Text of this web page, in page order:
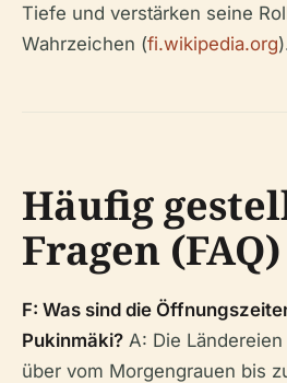
Tiefe und verstärken seine
Wahrzeichen (fi.wikipedia.org
Häufig
Fragen (FAQ)
F: Was sind die
Pukinmäki? A: Die
über vom Morgengrauen bis